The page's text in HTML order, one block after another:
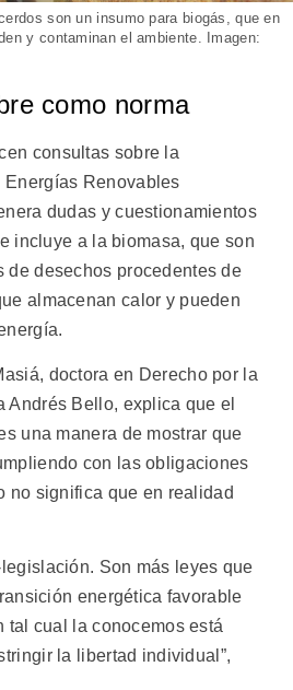
son un insumo para biogás, que en
y contaminan el ambiente. Imagen:
como norma
consultas sobre la
Energías Renovables
dudas y cuestionamientos
incluye a la biomasa, que son
de desechos procedentes de
almacenan calor y pueden
doctora en Derecho por la
Andrés Bello, explica que el
una manera de mostrar que
con las obligaciones
no significa que en realidad
Son más leyes que
energética favorable
tal cual la conocemos está
la libertad individual”,